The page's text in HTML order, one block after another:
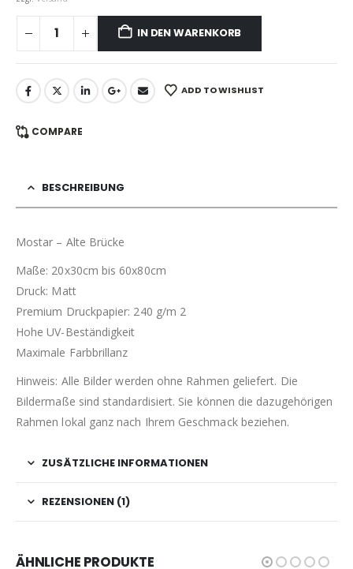
IN DEN WARENKORB
ADD TO WISHLIST
COMPARE
BESCHREIBUNG
Mostar – Alte Brücke
Maße: 20x30cm bis 60x80cm
Druck: Matt
Premium Druckpapier: 240 g/m 2
Hohe UV-Beständigkeit
Maximale Farbbrillanz
Hinweis: Alle Bilder werden ohne Rahmen geliefert. Die
Bildermaße sind standardisiert. Sie können die dazugehörigen
Rahmen lokal ganz nach Ihrem Geschmack beziehen.
ZUSÄTZLICHE INFORMATIONEN
REZENSIONEN (1)
ÄHNLICHE PRODUKTE